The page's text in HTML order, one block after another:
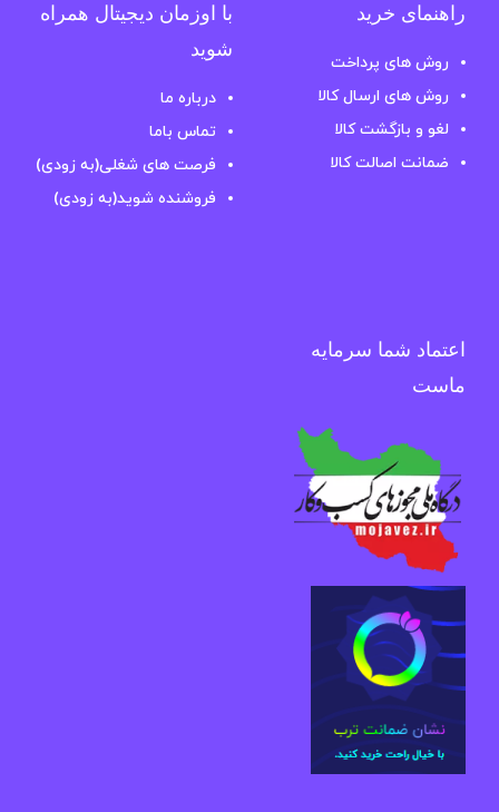
راهنمای خرید
روش های پرداخت
روش های ارسال کالا
لغو و بازگشت کالا
ضمانت اصالت کالا
با اوزمان دیجیتال همراه
شوید
درباره ما
تماس باما
فرصت های شغلی(به زودی)
فروشنده شوید(به زودی)
اعتماد شما سرمایه
ماست